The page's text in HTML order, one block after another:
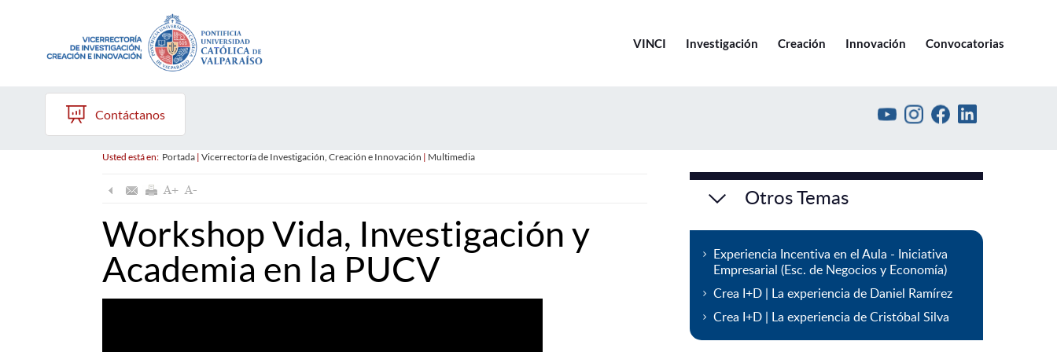
VINCI Investigación Creación Innovación Convocatorias
Contáctanos
Usted está en: Portada| Vicerrectoría de Investigación, Creación e Innovación | Multimedia
Workshop Vida, Investigación y
Academia en la PUCV
Otros Temas
Experiencia Incentiva en el Aula - Iniciativa
Empresarial (Esc. de Negocios y Economía)
Crea I+D | La experiencia de Daniel Ramírez
Crea I+D | La experiencia de Cristóbal Silva